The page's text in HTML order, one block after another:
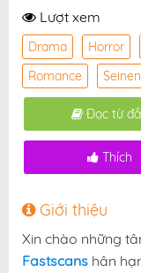
Lượt xem
Drama Horror
Romance
Seinen
Đọc từ
Thích
Giới thiệu
Xin chào những
Fastscans hân